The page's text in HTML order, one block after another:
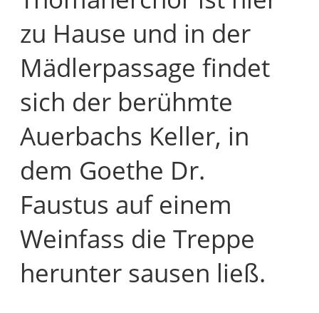
zu Hause und in der
Mädlerpassage findet
sich der berühmte
Auerbachs Keller, in
dem Goethe Dr.
Faustus auf einem
Weinfass die Treppe
herunter sausen ließ.